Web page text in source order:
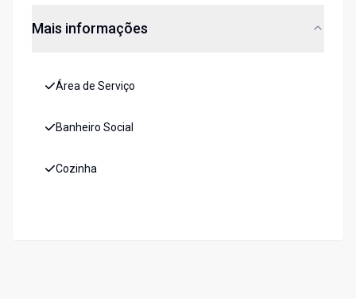
Mais informações
Área de Serviço
Banheiro Social
Cozinha